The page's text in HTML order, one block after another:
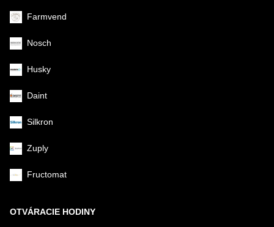
Farmvend
Nosch
Husky
Daint
Silkron
Zuply
Fructomat
OTVÁRACIE HODINY